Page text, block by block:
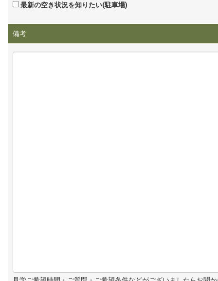
最新の空き状況を知りたい(駐車場)
備考